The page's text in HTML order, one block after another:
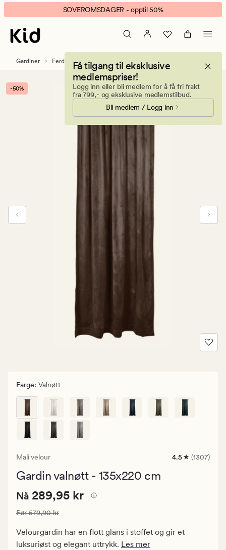
Mali
velour
gardin
valnøtt
banner.
Klikk
ESCAPE
pause.
SOVEROMSDAGER - opptil 50%
Få tilgang til eksklusive
medlemspriser!
Logg inn eller bli medlem for å få fri frakt
fra 799,- og eksklusive medlemstilbud.
Bli medlem / Logg inn
Gardiner Ferdigsydde gardiner
-50%
Farge: Valnøtt
Mali velour
1307
4.5 (1307)
Gardin valnøtt - 135x220 cm
Nåværende
289,95
kr.
Vanlig
Nåværende pris
Nå 289,95 kr
Vanlig pris 579,90 kr
Før579,90 kr
Velourgardin har en flott glans i stoffet og gir et
luksuriøst og elegant uttrykk. Les mer